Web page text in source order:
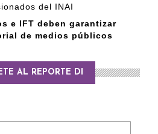
del INAI
e IFT deben garantizar
de medios públicos
AL REPORTE DI